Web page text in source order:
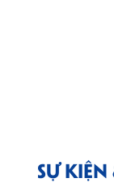
SỰ